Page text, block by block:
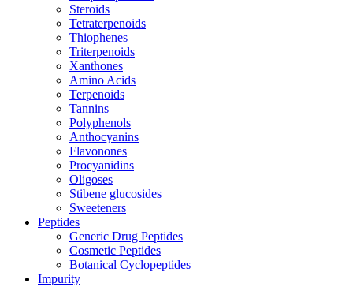
Steroids
Tetraterpenoids
Thiophenes
Triterpenoids
Xanthones
Amino Acids
Terpenoids
Tannins
Polyphenols
Anthocyanins
Flavonones
Procyanidins
Oligoses
Stibene glucosides
Sweeteners
Peptides
Generic Drug Peptides
Cosmetic Peptides
Botanical Cyclopeptides
Impurity